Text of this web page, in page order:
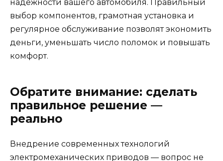
надежности вашего автомобиля. Правильный
выбор компонентов, грамотная установка и
регулярное обслуживание позволят экономить
деньги, уменьшать число поломок и повышать
комфорт.
Обратите внимание: сделать
правильное решение —
реально
Внедрение современных технологий
электромеханических приводов — вопрос не